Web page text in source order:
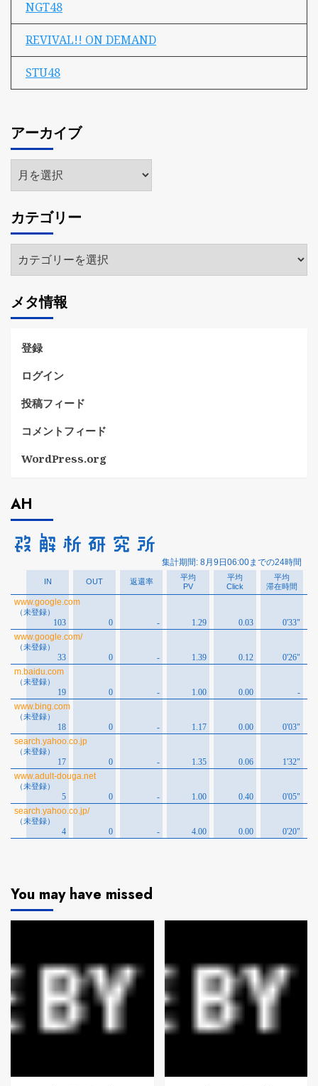
NGT48
REVIVAL!! ON DEMAND
STU48
アーカイブ
ア
ー
イ
ブ
カテゴリー
テ
リ
ー
メタ情報
登録
ログイン
投稿フィード
コメントフィード
WordPress.org
AH
You may have missed